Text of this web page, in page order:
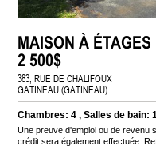
MAISON À ÉTAGES
2 500$
383, RUE DE CHALIFOUX
GATINEAU (GATINEAU)
Chambres: 4 , Salles de bain:
Une preuve d'emploi ou de revenu
crédit sera également effectuée.